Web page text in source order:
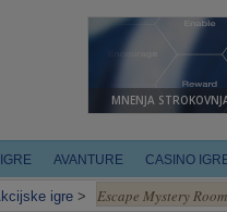
AVANTURE CASINO
igre > Escape Mystery Room